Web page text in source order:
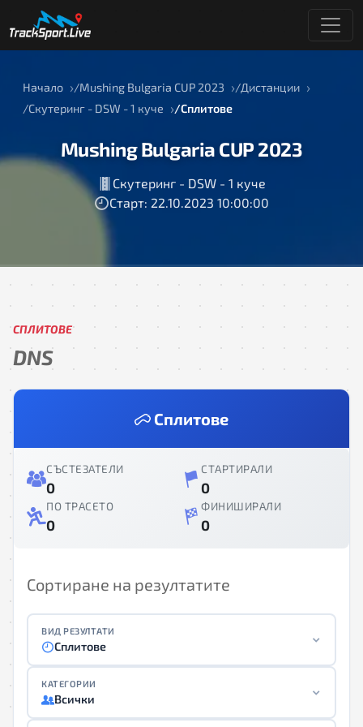
Начало Mushing Bulgaria CUP 2023
Дистанции
Скутеринг - DSW - 1 куче
Сплитове
Mushing Bulgaria CUP 2023
Скутеринг - DSW - 1 куче
Старт: 22.10.2023 10:00:00
СПЛИТОВЕ
DNS
Сплитове
СЪСТЕЗАТЕЛИ
0
СТАРТИРАЛИ
0
ПО ТРАСЕТО
0
ФИНИШИРАЛИ
0
Сортиране на резултатите
ВИД РЕЗУЛТАТИ
Сплитове
КАТЕГОРИИ
Всички